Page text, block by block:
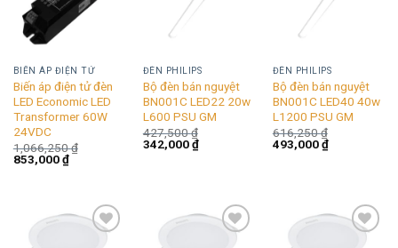
BIẾN ÁP ĐIỆN TỬ
Biến áp điện tử đèn
LED Economic LED
Transformer 60W
24VDC
1,066,250₫
Giá
853,000₫Giá
hiện
853,000 ₫.
ĐÈN PHILIPS
Bộ đèn bán nguyệt
BN001C LED22 20w
L600 PSU GM
427,500₫
Giá
342,000₫Giá
hiện
ĐÈN PHILIPS
Bộ đèn bán nguyệt
BN001C LED40 40w
L1200 PSU GM
616,250₫
Giá
493,000₫Giá
hiện